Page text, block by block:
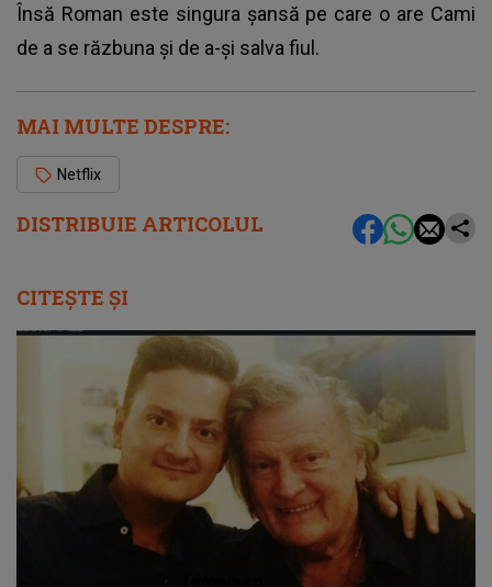
DISTRIBUIE ARTICOLUL
Însă Roman este singura şansă pe care o are Cami
de a se răzbuna şi de a-şi salva fiul.
MAI MULTE DESPRE:
Netflix
CITEȘTE ȘI